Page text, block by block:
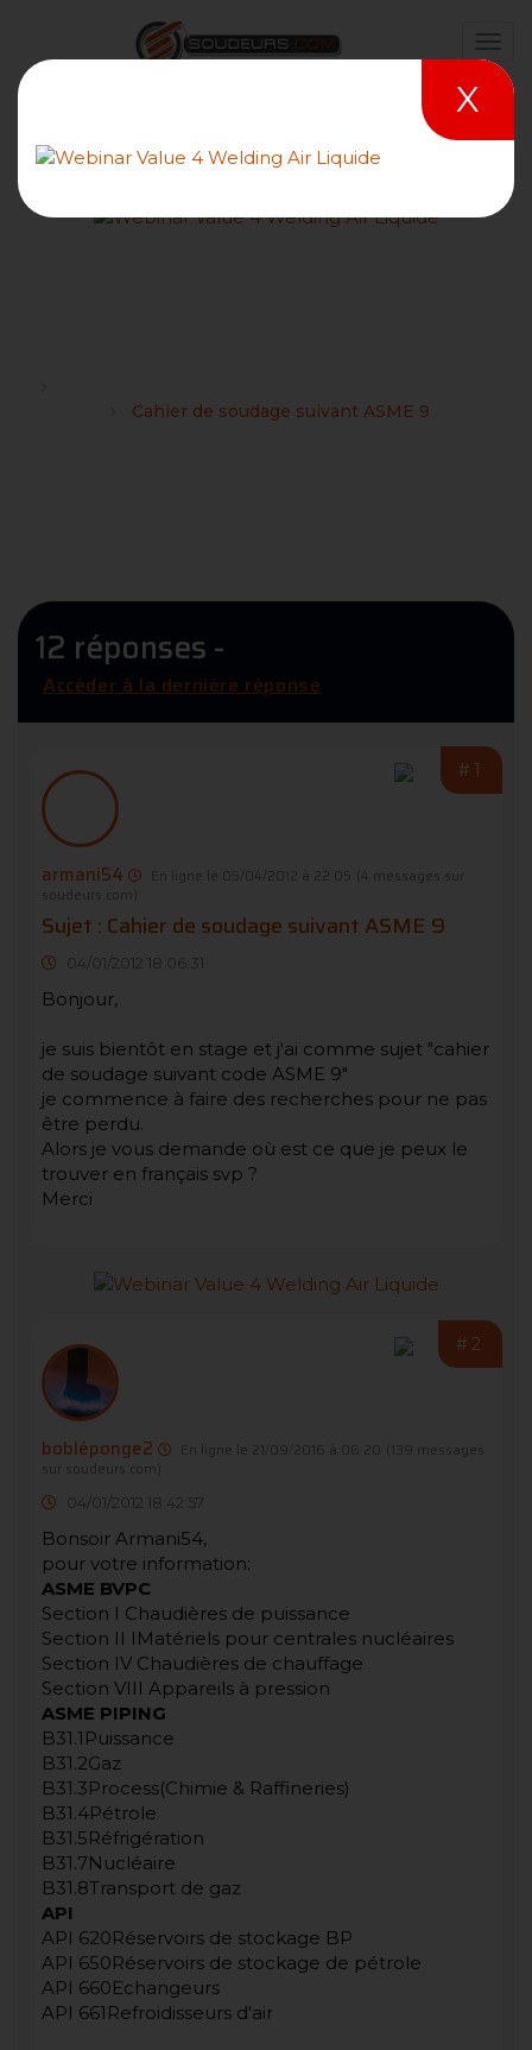
Cahier de soudage suivant ASME 9
12 réponses -
Accéder à la dernière réponse
#1
armani54 En ligne le 05/04/2012 à 22:05
(4 messages sur
soudeurs.com)
Sujet : Cahier de soudage suivant ASME 9
04/01/2012 18:06:31
Bonjour,
je suis bientôt en stage et j'ai comme sujet "cahier
de soudage suivant code ASME 9"
je commence à faire des recherches pour ne pas
être perdu.
Alors je vous demande où est ce que je peux le
trouver en français svp ?
Merci
#2
bobléponge2 En ligne le 21/09/2016 à 06:20
(139 messages
sur soudeurs.com)
04/01/2012 18:42:57
Bonsoir Armani54,
pour votre information:
ASME BVPC
Section I Chaudières de puissance
Section II IMatériels pour centrales nucléaires
Section IV Chaudières de chauffage
Section VIII Appareils à pression
ASME PIPING
B31.1Puissance
B31.2Gaz
B31.3Process(Chimie & Raffineries)
B31.4Pétrole
B31.5Réfrigération
B31.7Nucléaire
B31.8Transport de gaz
API
API 620Réservoirs de stockage BP
API 650Réservoirs de stockage de pétrole
API 660Echangeurs
API 661Refroidisseurs d'air
X